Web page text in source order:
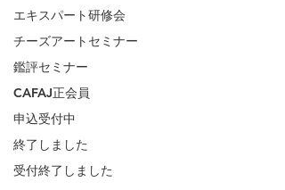
エキスパート研修会
チーズアートセミナー
鑑評セミナー
CAFAJ正会員
申込受付中
終了しました
受付終了しました